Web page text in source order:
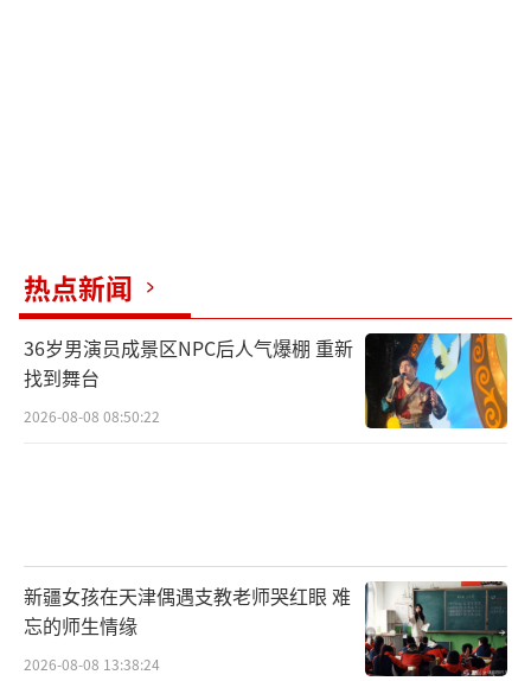
热点新闻
36岁男演员成景区NPC后人气爆棚 重新
找到舞台
2026-08-08 08:50:22
新疆女孩在天津偶遇支教老师哭红眼 难
忘的师生情缘
2026-08-08 13:38:24